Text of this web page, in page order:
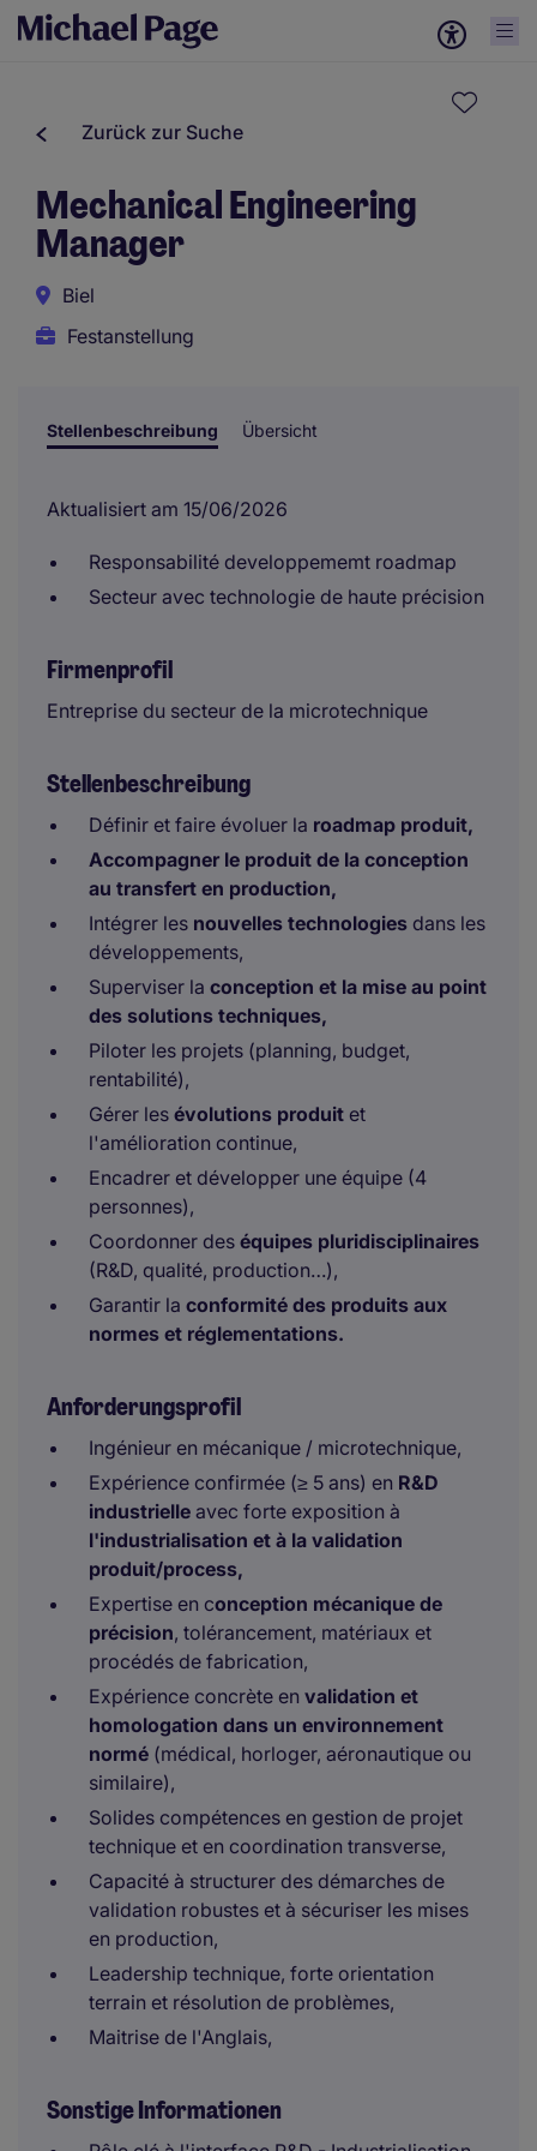
Zurück zur Suche
Mechanical Engineering
Manager
Biel
Festanstellung
Stellenbeschreibung Übersicht
Aktualisiert am 15/06/2026
Responsabilité developpememt roadmap
Secteur avec technologie de haute précision
Firmenprofil
Entreprise du secteur de la microtechnique
Stellenbeschreibung
Définir et faire évoluer la roadmap produit,
Accompagner le produit de la conception
au transfert en production,
Intégrer les nouvelles technologies dans les
développements,
Superviser la conception et la mise au point
des solutions techniques,
Piloter les projets (planning, budget,
rentabilité),
Gérer les évolutions produit et
l'amélioration continue,
Encadrer et développer une équipe (4
personnes),
Coordonner des équipes pluridisciplinaires
(R&D, qualité, production…),
Garantir la conformité des produits aux
normes et réglementations.
Anforderungsprofil
Ingénieur en mécanique / microtechnique,
Expérience confirmée (≥ 5 ans) en R&D
industrielle avec forte exposition à
l'industrialisation et à la validation
produit/process,
Expertise en conception mécanique de
précision, tolérancement, matériaux et
procédés de fabrication,
Expérience concrète en validation et
homologation dans un environnement
normé (médical, horloger, aéronautique ou
similaire),
Solides compétences en gestion de projet
technique et en coordination transverse,
Capacité à structurer des démarches de
validation robustes et à sécuriser les mises
en production,
Leadership technique, forte orientation
terrain et résolution de problèmes,
Maitrise de l'Anglais,
Sonstige Informationen